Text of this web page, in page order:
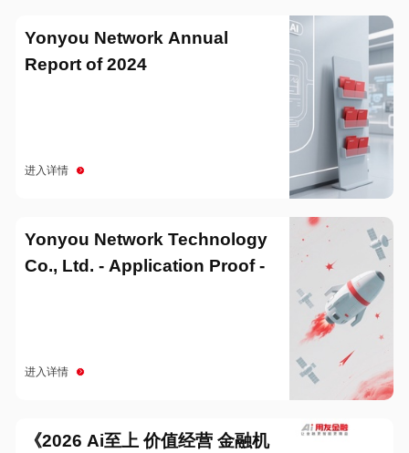
Yonyou Network Annual
Report of 2024
进入详情
Yonyou Network Technology
Co., Ltd. - Application Proof -
进入详情
《2026 Ai至上 价值经营 金融机